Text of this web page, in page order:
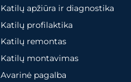
Katilų apžiūra ir diagnostika
Katilų profilaktika
Katilų remontas
Katilų montavimas
Avarinė pagalba